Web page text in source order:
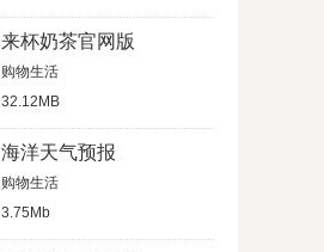
来杯奶茶官网版
购物生活
32.12MB
海洋天气预报
购物生活
3.75Mb